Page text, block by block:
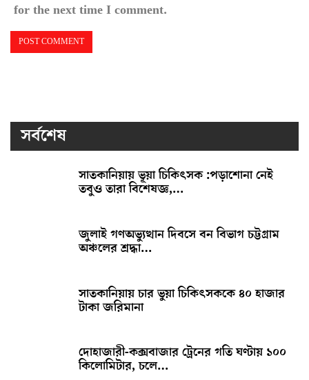
for the next time I comment.
সর্বশেষ
সাতকানিয়ায় ভূয়া চিকিৎসক :পড়াশোনা নেই
তবুও তারা বিশেষজ্ঞ,…
জুলাই গণঅভ্যুত্থান দিবসে বন বিভাগ চট্টগ্রাম
অঞ্চলের শ্রদ্ধা…
সাতকানিয়ায় চার ভুয়া চিকিৎসককে ৪০ হাজার
টাকা জরিমানা
দোহাজারী-কক্সবাজার ট্রেনের গতি ঘণ্টায় ১০০
কিলোমিটার, চলে…